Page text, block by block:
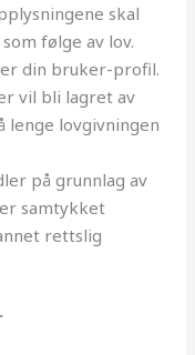
skal
følge av lov.
din bruker-profil.
vil bli lagret av
lenge lovgivningen
på grunnlag av
samtykket
rettslig